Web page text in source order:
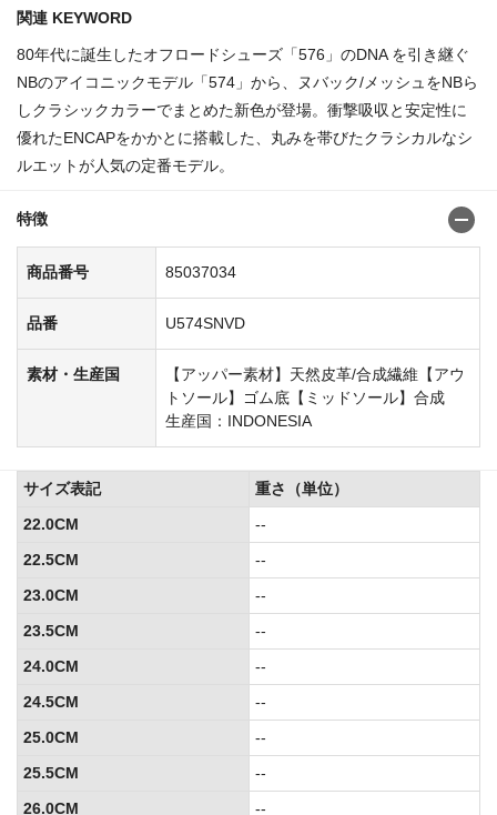
関連 KEYWORD
80年代に誕生したオフロードシューズ「576」のDNA を引き継ぐ
NBのアイコニックモデル「574」から、ヌバック/メッシュをNBら
しクラシックカラーでまとめた新色が登場。衝撃吸収と安定性に
優れたENCAPをかかとに搭載した、丸みを帯びたクラシカルなシ
ルエットが人気の定番モデル。
特徴
商品番号 85037034
品番 U574SNVD
素材・生産国
【アッパー素材】天然皮革/合成繊維【アウ
トソール】ゴム底【ミッドソール】合成
生産国：INDONESIA
サイズ表記
重さ（単位）
22.0CM
--
22.5CM
--
23.0CM
--
23.5CM
--
24.0CM
--
24.5CM
--
25.0CM
--
25.5CM
--
26.0CM
--